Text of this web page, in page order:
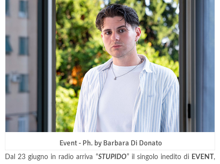
Event - Ph. by Barbara Di Donato
Dal 23 giugno in radio arriva “STUPIDO” il singolo inedito di EVENT,